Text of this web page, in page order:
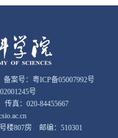
案号： 粤ICP备05007992号
号
传真：020-84455667
楼807房 邮编：510301